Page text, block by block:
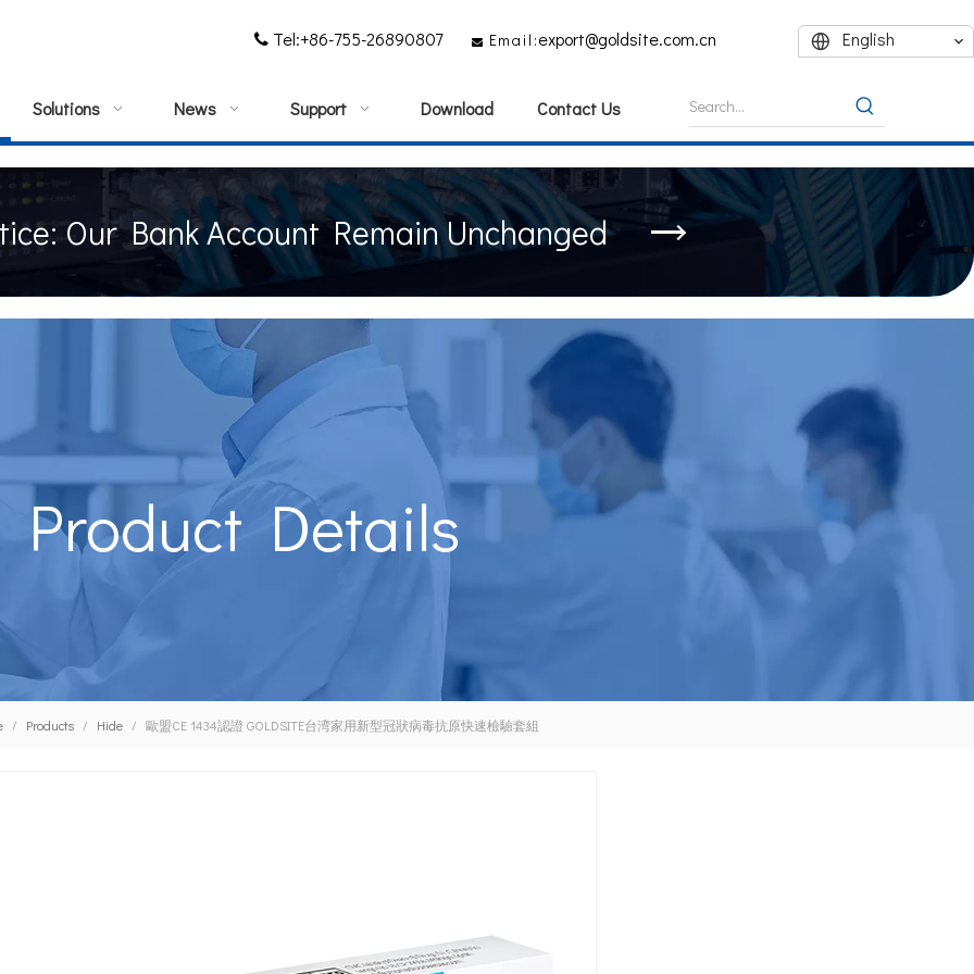
 Tel:+86-755-26890807  Email:export@goldsite.com.cn English
Solutions News Support Download Contact Us
Our Bank Account Remain Unchanged
Product Details
/ Products / Hide / 歐盟CE 1434認證 GOLDSITE台湾家用新型冠狀病毒抗原快速檢驗套組